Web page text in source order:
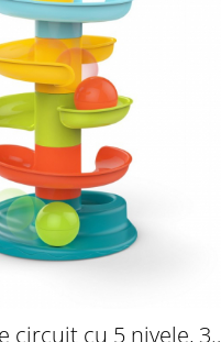
circuit cu 5 nivele, 30